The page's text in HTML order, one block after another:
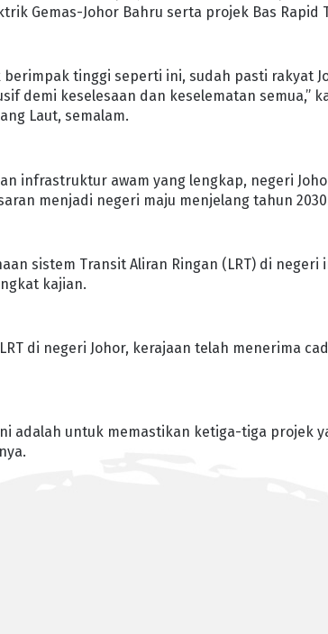
Gemas-Johor Bahru serta projek Bas Rapid
berimpak tinggi seperti ini, sudah pasti rakyat
demi keselesaan dan keselematan semua,”
Laut, semalam.
infrastruktur awam yang lengkap, negeri
menjadi negeri maju menjelang tahun
sistem Transit Aliran Ringan (LRT) di negeri
kajian.
di negeri Johor, kerajaan telah menerima
adalah untuk memastikan ketiga-tiga projek